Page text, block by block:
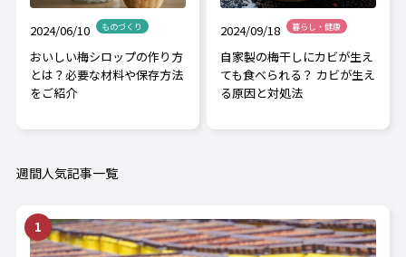
2024/06/10 ものづくり
おいしい梅シロップの作り方
とは？必要な材料や保存方法
をご紹介
2024/09/18 暮らし・健康
自家製の梅干しにカビが生え
ても食べられる？ カビが生え
る原因と対処法
週間人気記事一覧